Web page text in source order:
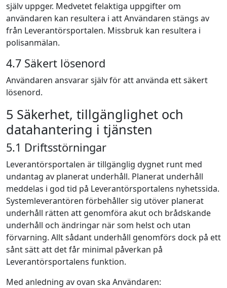
själv uppger. Medvetet felaktiga uppgifter om
användaren kan resultera i att Användaren stängs av
från Leverantörsportalen. Missbruk kan resultera i
polisanmälan.
4.7 Säkert lösenord
Användaren ansvarar själv för att använda ett säkert
lösenord.
5 Säkerhet, tillgänglighet och
datahantering i tjänsten
5.1 Driftsstörningar
Leverantörsportalen är tillgänglig dygnet runt med
undantag av planerat underhåll. Planerat underhåll
meddelas i god tid på Leverantörsportalens nyhetssida.
Systemleverantören förbehåller sig utöver planerat
underhåll rätten att genomföra akut och brådskande
underhåll och ändringar när som helst och utan
förvarning. Allt sådant underhåll genomförs dock på ett
sånt sätt att det får minimal påverkan på
Leverantörsportalens funktion.
Med anledning av ovan ska Användaren: